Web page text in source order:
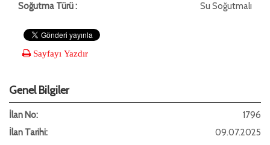
Soğutma Türü :
Su Soğutmalı
Sayfayı Yazdır
Genel Bilgiler
İlan No:
1796
İlan Tarihi:
09.07.2025